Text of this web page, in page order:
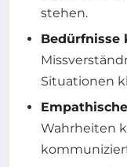
stehen.
Bedürfnisse
Situationen
Wahrheiten